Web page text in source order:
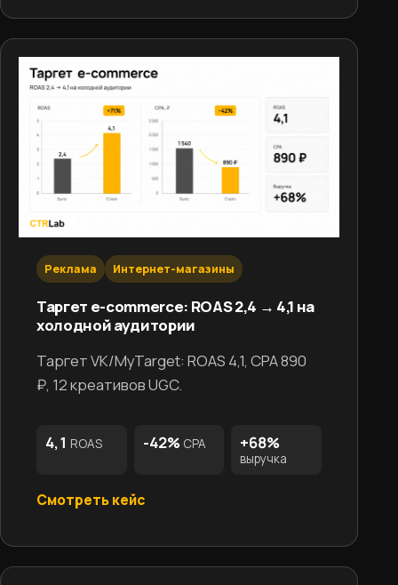
Реклама Интернет-магазины
Таргет e-commerce: ROAS 2,4 → 4,1 на
холодной аудитории
Таргет VK/MyTarget: ROAS 4,1, CPA 890
₽, 12 креативов UGC.
4,1 ROAS -42% CPA +68%
выручка
Смотреть кейс